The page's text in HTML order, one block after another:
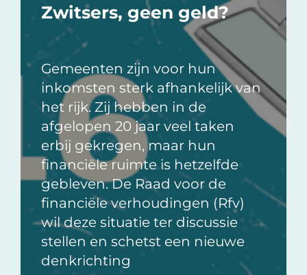
Zwitsers, geen geld?
Gemeenten zijn voor hun
inkomsten sterk afhankelijk van
het rijk. Zij hebben in de
afgelopen 20 jaar veel taken
erbij gekregen, maar hun
financiële ruimte is hetzelfde
gebleven. De Raad voor de
financiële verhoudingen (Rfv)
wil deze situatie ter discussie
stellen en schetst een nieuwe
denkrichting